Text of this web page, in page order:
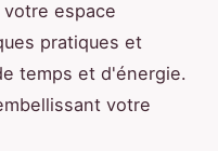
espace
pratiques et
temps et d'énergie.
votre